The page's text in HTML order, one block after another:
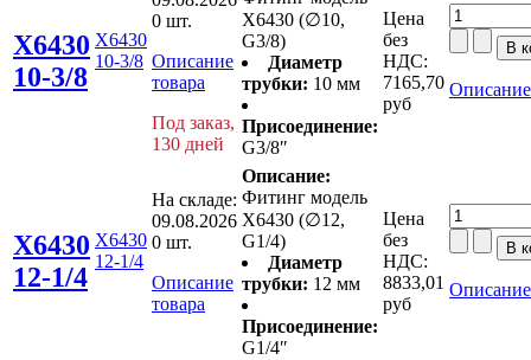
X6430
10-3/8
X6430
10-3/8
0 шт.
Описание
товара
Под заказ,
130 дней
X6430 (∅10,
G3/8)
Диаметр
трубки: 10 мм
Присоединение:
G3/8″
Цена
без
НДС:
7165,70
руб
Описание
X6430
12-1/4
X6430
12-1/4
На складе:
09.08.2026
0 шт.
Описание
товара
Описание:
Фитинг модель
X6430 (∅12,
G1/4)
Диаметр
трубки: 12 мм
Присоединение:
G1/4″
Цена
без
НДС:
8833,01
руб
Описание